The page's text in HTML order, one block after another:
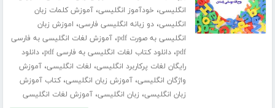
انگلیسی، خودآموز انگلیسی،آموزش کلمات زبان
انگلیسی،دو زبانه انگلیسی فارسی، اموزش زبان
انگلیسی به صورت pdf
،آموزش لغات انگلیسی به فارسی
pdf،دانلود کتاب لغات انگلیسی به فارسی pdf ،دانلود
رایگان لغات پرکاربرد انگلیسی، لغات انگلیسی،آموزش
واژگان انگلیسی،آموزش زبان انگلیسی،کتاب آموزش
زبان انگلیسی، زبان انگلیسی،آموزش لغات انگلیسی